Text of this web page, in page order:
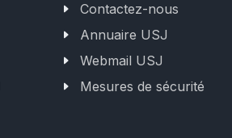
Contactez-nous
Annuaire USJ
Webmail USJ
Mesures de sécurité